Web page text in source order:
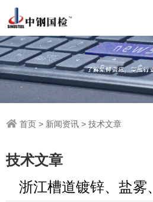
首页 > 新闻资讯 > 技术文章
技术文章
浙江槽道镀锌、盐雾